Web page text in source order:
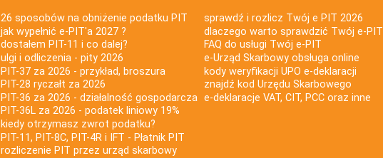
26 sposobów na obniżenie podatku PIT
jak wypełnić e-PIT'a 2027 ?
dostałem PIT-11 i co dalej?
ulgi i odliczenia - pity 2026
PIT-37 za 2026 - przykład, broszura
PIT-28 ryczałt za 2026
PIT-36 za 2026 - działalność gospodarcza
PIT-36L za 2026 - podatek liniowy 19%
kiedy otrzymasz zwrot podatku?
PIT-11, PIT-8C, PIT-4R i IFT - Płatnik PIT
rozliczenie PIT przez urząd skarbowy
sprawdź i rozlicz Twój e PIT 2026
dlaczego warto sprawdzić Twój e-PIT
FAQ do usługi Twój e-PIT
e-Urząd Skarbowy obsługa online
kody weryfikacji UPO e-deklaracji
znajdź kod Urzędu Skarbowego
e-deklaracje VAT, CIT, PCC oraz inne